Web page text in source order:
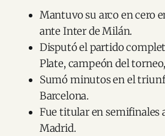
Mantuvo su arco en cero
ante Inter de Milán.
Disputó el partido
Plate, campeón del
Sumó minutos en el
Barcelona.
Fue titular en semifinales
Madrid.